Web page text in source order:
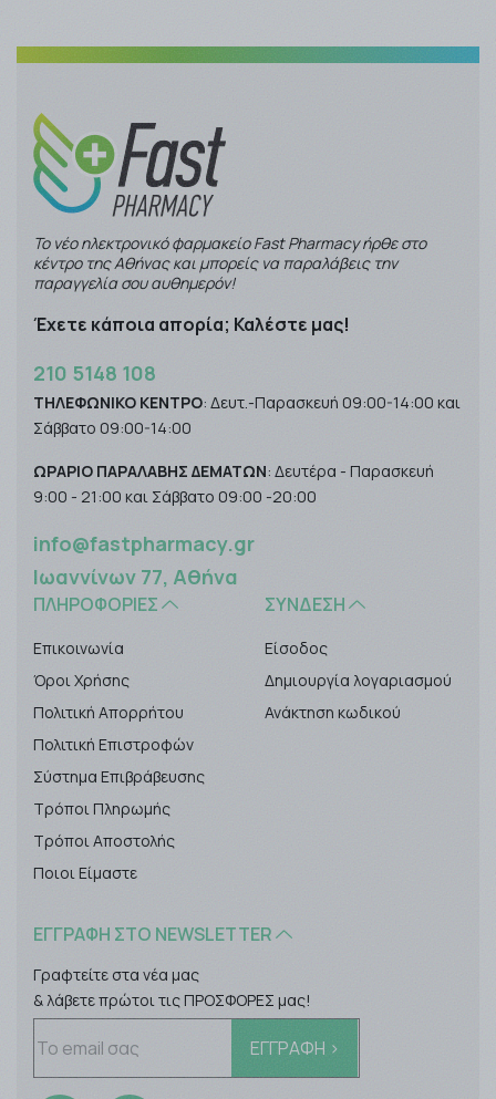
Το νέο ηλεκτρονικό φαρμακείο Fast Pharmacy ήρθε στο
κέντρο της Αθήνας και μπορείς να παραλάβεις την
παραγγελία σου αυθημερόν!
Έχετε κάποια απορία; Καλέστε μας!
210 5148 108
ΤΗΛΕΦΩΝΙΚΟ ΚΕΝΤΡΟ: Δευτ.-Παρασκευή 09:00-14:00 και
Σάββατο 09:00-14:00
ΩΡΑΡΙΟ ΠΑΡΑΛΑΒΗΣ ΔΕΜΑΤΩΝ: Δευτέρα - Παρασκευή
9:00 - 21:00 και Σάββατο 09:00 -20:00
info@fastpharmacy.gr
Ιωαννίνων 77, Αθήνα
ΠΛΗΡΟΦΟΡΊΕΣ
Επικοινωνία
Όροι Χρήσης
Πολιτική Απορρήτου
Πολιτική Επιστροφών
Σύστημα Επιβράβευσης
Τρόποι Πληρωμής
Τρόποι Αποστολής
Ποιοι Είμαστε
ΣΎΝΔΕΣΗ
Είσοδος
Δημιουργία λογαριασμού
Ανάκτηση κωδικού
ΕΓΓΡΑΦΉ ΣΤΟ NEWSLETTER
Γραφτείτε στα νέα μας
& λάβετε πρώτοι τις ΠΡΟΣΦΟΡΕΣ μας!